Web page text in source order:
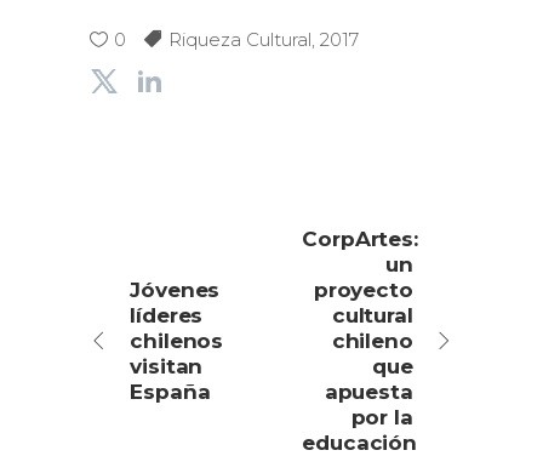
0 Riqueza Cultural, 2017
Jóvenes
líderes
chilenos
visitan
España
CorpArtes:
un
proyecto
cultural
chileno
que
apuesta
por la
educación